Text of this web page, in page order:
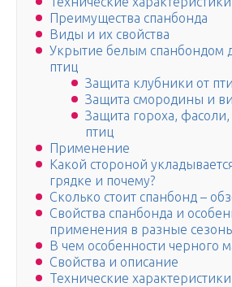
Преимущества спанбонда
Виды и их свойства
Укрытие белым спанбондом
птиц
Защита клубники от
Защита смородины и
Защита гороха,
птиц
Применение
Какой стороной
грядке и почему?
Сколько стоит спанбонд –
Свойства спанбонда и
применения в разные
В чем особенности черного
Свойства и описание
Технические характеристики